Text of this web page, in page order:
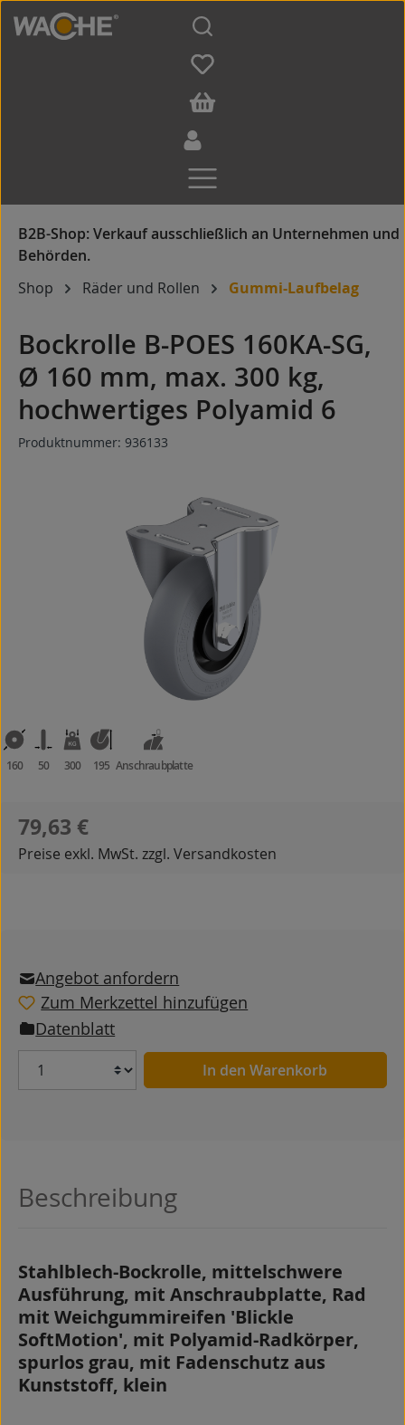
Zum Hauptinhalt springen
Shop Räder und Rollen Gummi-Laufbelag
Bockrolle B-POES 160KA-SG,
Ø 160 mm, max. 300 kg,
hochwertiges Polyamid 6
Produktnummer: 936133
160 50 300 195 Anschraubplatte
Regulärer Preis:
79,63 €
Preise exkl. MwSt. zzgl. Versandkosten
Angebot anfordern
Zum Merkzettel hinzufügen
Datenblatt
Anzahl In den Warenkorb
Beschreibung
Stahlblech-Bockrolle, mittelschwere
Ausführung, mit Anschraubplatte, Rad
mit Weichgummireifen 'Blickle
SoftMotion', mit Polyamid-Radkörper,
spurlos grau, mit Fadenschutz aus
Kunststoff, klein